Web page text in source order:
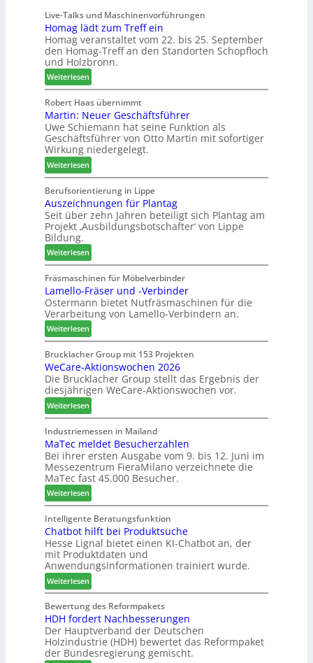
l
l
e
n
a
u
e
f
ü
r
W
e
m
h
ö
n
e
r
c
h
e
n
s
t
a
u
r
a
u
m
-
S
o
r
t
i
m
e
n
t
Live-Talks und Maschinenvorführungen
Homag lädt zum Treff ein
Homag veranstaltet vom 22. bis 25. September
den Homag-Treff an den Standorten Schopfloch
und Holzbronn.
Weiterlesen:
H
o
m
a
g
l
ä
d
t
z
u
m
r
e
f
f
e
i
n
Robert Haas übernimmt
Martin: Neuer Geschäftsführer
Uwe Schiemann hat seine Funktion als
Geschäftsführer von Otto Martin mit sofortiger
Wirkung niedergelegt.
Weiterlesen:
M
a
r
t
i
:
N
e
u
e
r
G
e
s
c
h
ä
t
s
f
ü
h
r
r
Berufsorientierung in Lippe
Auszeichnungen für Plantag
Seit über zehn Jahren beteiligt sich Plantag am
Projekt ‚Ausbildungsbotschafter‘ von Lippe
Bildung.
Weiterlesen:
A
u
s
z
e
i
c
h
n
u
n
e
n
f
ü
r
P
a
n
t
a
g
Fräsmaschinen für Möbelverbinder
Lamello-Fräser und -Verbinder
Ostermann bietet Nutfräsmaschinen für die
Verarbeitung von Lamello-Verbindern an.
Weiterlesen:
L
a
m
e
l
o
-
F
r
ä
s
e
r
u
n
d
-
V
e
r
b
i
n
d
e
Brucklacher Group mit 153 Projekten
WeCare-Aktionswochen 2026
Die Brucklacher Group stellt das Ergebnis der
diesjährigen WeCare-Aktionswochen vor.
Weiterlesen:
W
e
C
a
r
e
-
A
k
t
i
o
n
s
w
o
c
h
e
n
Industriemessen in Mailand
MaTec meldet Besucherzahlen
Bei ihrer ersten Ausgabe vom 9. bis 12. Juni im
Messezentrum FieraMilano verzeichnete die
MaTec fast 45.000 Besucher.
Weiterlesen:
M
a
T
e
c
m
e
l
d
e
t
B
e
Intelligente Beratungsfunktion
Chatbot hilft bei Produktsuche
Hesse Lignal bietet einen KI-Chatbot an, der
mit Produktdaten und
Anwendungsinformationen trainiert wurde.
Weiterlesen:
C
h
a
t
b
o
Bewertung des Reformpakets
HDH fordert Nachbesserungen
Der Hauptverband der Deutschen
Holzindustrie (HDH) bewertet das Reformpaket
der Bundesregierung gemischt.